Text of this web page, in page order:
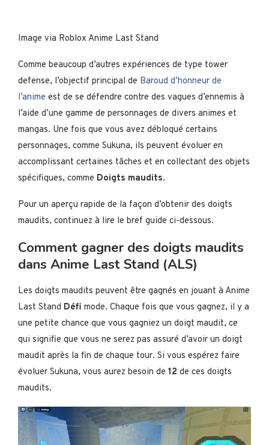
Image via Roblox Anime Last Stand
Comme beaucoup d’autres expériences de type tower
defense, l’objectif principal de Baroud d’honneur de
l’anime est de se défendre contre des vagues d’ennemis à
l’aide d’une gamme de personnages de divers animes et
mangas. Une fois que vous avez débloqué certains
personnages, comme Sukuna, ils peuvent évoluer en
accomplissant certaines tâches et en collectant des objets
spécifiques, comme Doigts maudits.
Pour un aperçu rapide de la façon d’obtenir des doigts
maudits, continuez à lire le bref guide ci-dessous.
Comment gagner des doigts maudits
dans Anime Last Stand (ALS)
Les doigts maudits peuvent être gagnés en jouant à Anime
Last Stand Défi mode. Chaque fois que vous gagnez, il y a
une petite chance que vous gagniez un doigt maudit, ce
qui signifie que vous ne serez pas assuré d’avoir un doigt
maudit après la fin de chaque tour. Si vous espérez faire
évoluer Sukuna, vous aurez besoin de 12 de ces doigts
maudits.